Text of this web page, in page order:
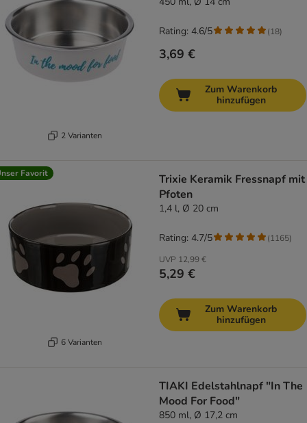
2 Varianten
3,69 €
Rating: 4.6/5 (18)
Zum Warenkorb
hinzufügen
Favorit
6 Varianten
Trixie Keramik Fressnapf mit
Pfoten
1,4 l, Ø 20 cm
UVP 12,99 €
5,29 €
Rating: 4.7/5 (1165)
Zum Warenkorb
hinzufügen
TIAKI Edelstahlnapf "In The
Mood For Food"
850 ml, Ø 17,2 cm